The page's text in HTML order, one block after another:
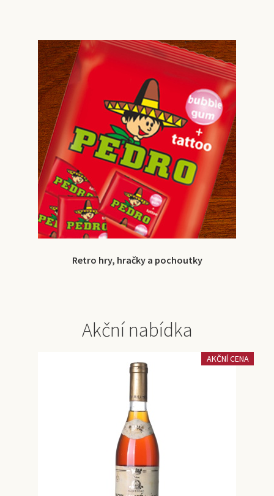
Retro hry, hračky a pochoutky
Akční nabídka
AKČNÍ CENA